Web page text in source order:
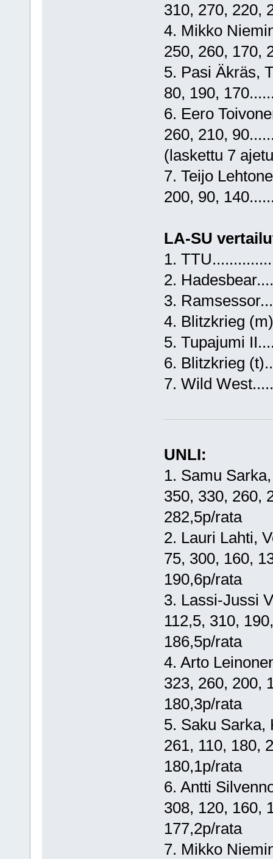
310, 270, 220,
4. Mikko
250, 260, 170,
5. Pasi Äkräs,
80, 190,
6. Eero
260, 210,
(laskettu 7
7. Teijo
200, 90,
LA-SU
1.
2.
3.
4. Blitzkrieg
5. Tupajumi
6. Blitzkrieg
7. Wild
UNLI:
1. Samu
350, 330, 260,
282,5p/rata
2. Lauri Lahti,
75, 300, 160,
190,6p/rata
3. Lassi-Jussi
112,5, 310,
186,5p/rata
4. Arto
323, 260, 200,
180,3p/rata
5. Saku Sarka,
261, 110, 180,
180,1p/rata
6. Antti
308, 120, 160,
177,2p/rata
7. Mikko